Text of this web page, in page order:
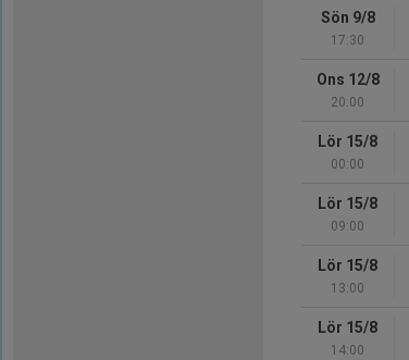
Sön 9/8
17:30
Ons 12/8
20:00
Lör 15/8
00:00
Lör 15/8
09:00
Lör 15/8
13:00
Lör 15/8
14:00